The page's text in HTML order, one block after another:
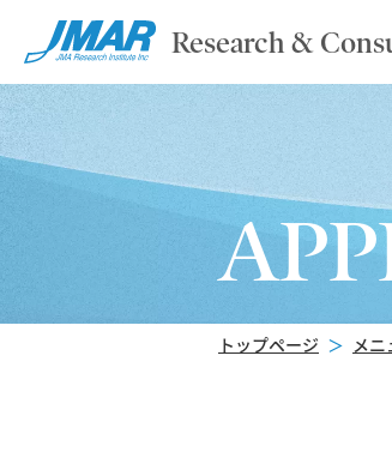
Research &
トップページ ＞ メ